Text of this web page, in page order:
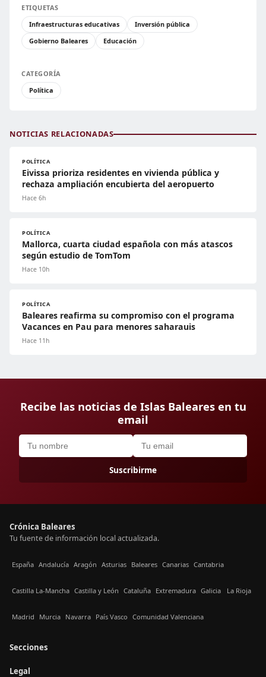
ETIQUETAS
Infraestructuras educativas
Inversión pública
Gobierno Baleares
Educación
CATEGORÍA
Política
NOTICIAS RELACIONADAS
POLÍTICA
Eivissa prioriza residentes en vivienda pública y
rechaza ampliación encubierta del aeropuerto
Hace 6h
POLÍTICA
Mallorca, cuarta ciudad española con más atascos
según estudio de TomTom
Hace 10h
POLÍTICA
Baleares reafirma su compromiso con el programa
Vacances en Pau para menores saharauis
Hace 11h
Recibe las noticias de Islas Baleares en tu
email
Suscribirme
Crónica Baleares
Tu fuente de información local actualizada.
España Andalucía Aragón Asturias Baleares Canarias Cantabria
Castilla La-Mancha Castilla y León Cataluña Extremadura Galicia La Rioja
Madrid Murcia Navarra País Vasco Comunidad Valenciana
Secciones
Legal